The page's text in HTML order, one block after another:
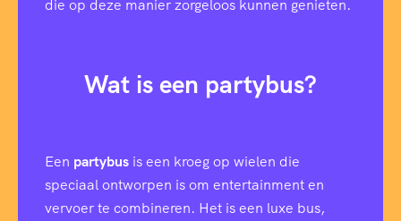
die op deze manier zorgeloos kunnen genieten.
Wat is een partybus?
Een partybus is een kroeg op wielen die
speciaal ontworpen is om entertainment en
vervoer te combineren. Het is een luxe bus,